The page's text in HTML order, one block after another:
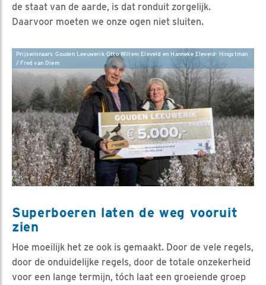
de staat van de aarde, is dat ronduit zorgelijk.
Daarvoor moeten we onze ogen niet sluiten.
Prijswinnaars Gouden Leeuwerik Otto Willem Eleveld en Hanneke Eleveld- Hingstman
/ Fred van Diem
Superboeren laten de weg vooruit
zien
Hoe moeilijk het ze ook is gemaakt. Door de vele regels,
door de onduidelijke regels, door de totale onzekerheid
voor een lange termijn, tóch laat een groeiende groep